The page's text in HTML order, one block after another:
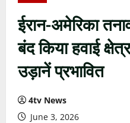
ईरान-अमेरिका
बंद किया हवाई
उड़ानें प्रभावित
4tv News
June 3, 2026